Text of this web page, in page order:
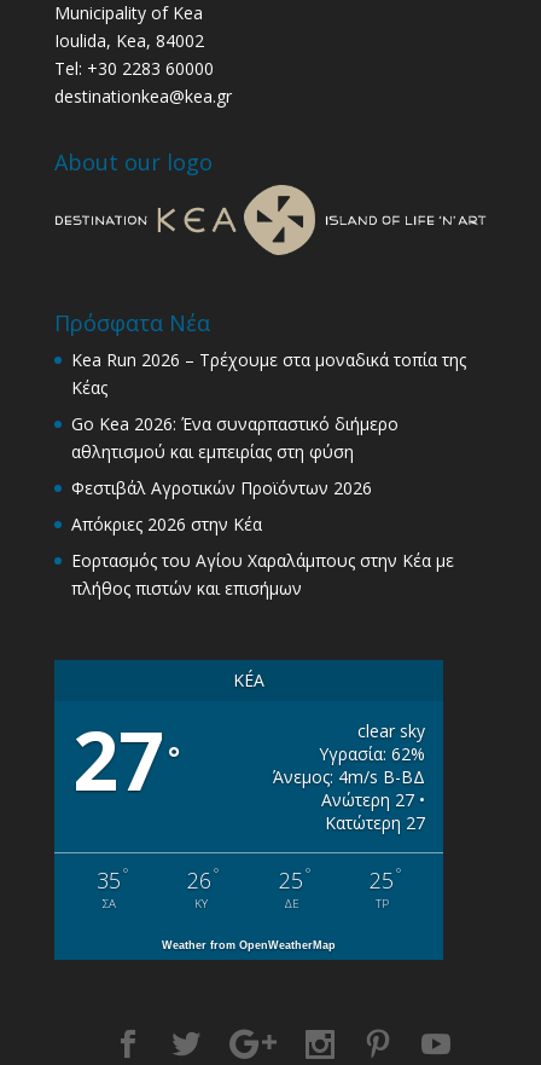
Municipality of Kea
Ioulida, Kea, 84002
Tel: +30 2283 60000
destinationkea@kea.gr
About our logo
Πρόσφατα Νέα
Kea Run 2026 – Τρέχουμε στα μοναδικά τοπία της
Κέας
Go Kea 2026: Ένα συναρπαστικό διήμερο
αθλητισμού και εμπειρίας στη φύση
Φεστιβάλ Αγροτικών Προϊόντων 2026
Απόκριες 2026 στην Κέα
Εορτασμός του Αγίου Χαραλάμπους στην Κέα με
πλήθος πιστών και επισήμων
KÉA
27°
clear sky
Υγρασία: 62%
Άνεμος: 4m/s Β-ΒΔ
Ανώτερη 27 •
Κατώτερη 27
35 °
ΣΑ
26 °
ΚΥ
25 °
ΔΕ
25 °
ΤΡ
Weather from OpenWeatherMap